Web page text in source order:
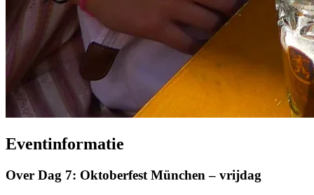
Eventinformatie
Over Dag 7: Oktoberfest München – vrijdag